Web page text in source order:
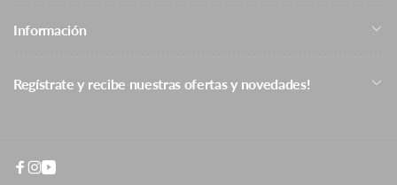
Información
Regístrate y recibe nuestras ofertas y novedades!
Facebook
Instagram
YouTube